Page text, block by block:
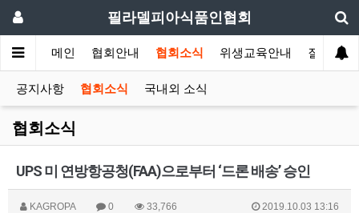
필라델피아식품인협회
메인 협회안내 협회소식 위생교육안내 질의답변
공지사항 협회소식 국내외 소식
협회소식
UPS 미 연방항공청(FAA)으로부터 ‘드론 배송’ 승인
KAGROPA 0 33,766 2019.10.03 13:16